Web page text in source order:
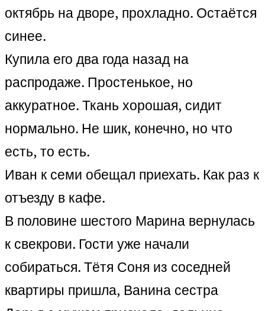
октябрь на дворе, прохладно. Остаётся
синее.
Купила его два года назад на
распродаже. Простенькое, но
аккуратное. Ткань хорошая, сидит
нормально. Не шик, конечно, но что
есть, то есть.
Иван к семи обещал приехать. Как раз к
отъезду в кафе.
В половине шестого Марина вернулась
к свекрови. Гости уже начали
собираться. Тётя Соня из соседней
квартиры пришла, Ванина сестра